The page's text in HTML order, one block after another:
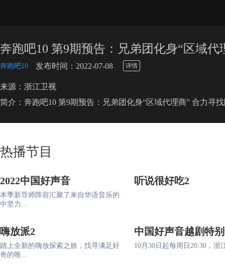
奔跑吧10 第9期预告：兄弟团化身“区域代
奔跑吧10 发布时间：2022-07-08 详情
来源：浙江卫视
简介：奔跑吧10 第9期预告：兄弟团化身“区域代理商” 合力寻
热播节目
2022中国好声音
本季新导师阵容汇聚了来自华语音乐的
中坚力...
听说很好吃2
嗨放派2
踏上全新的嗨放探索之旅，找寻满足好
奇的唯...
中国好声音越剧特
10月30日起每周日20:30，浙